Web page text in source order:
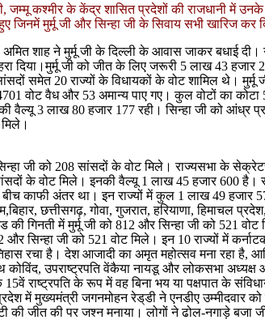
जम्मू कश्मीर के केंद्र शासित प्रदेशों की राजधानी में
जिनमें मुर्मू जी और सिन्हा जी के सिवाय सभी खारिज कर
अमित शाह ने मुर्मू जी के दिल्ली के आवास जाकर बधाई
दिया।मुर्मू जी को जीत के लिए जरूरी 5 लाख 43
समेत 20 राज्यों के विधायकों के वोट शामिल थे। मुर्मू जी
वोट वैध और 53 अमान्य पाए गए। कुल वोटों का
वैल्यू 3 लाख 80 हजार 177 रही। सिन्हा जी को आंध्र
जी को 208 सांसदों के वोट मिले। राज्यसभा के
के वोट मिले। इनकी वैल्यू 1 लाख 45 हजार 600 है।
बीच काफी अंतर था। इन राज्यों में कुल 1 लाख 49
छत्तीसगढ़, गोवा, गुजरात, हरियाणा,
गिनती में मुर्मू जी को 812 और सिन्हा जी को 521
सिन्हा जी को 521 वोट मिले। इन 10 राज्यों में
रचा है। देश आजादी का अमृत महोत्सव मना रहा है,
उपराष्ट्रपति वेंकैया नायडू और लोकसभा अध्यक्ष
राष्ट्रपति के रूप में वह बिना भय या पक्षपात के
में मुख्यमंत्री जगनमोहन रेड्‌डी ने एनडीए उम्मीदवार को
की जीत की पर जश्न मनाया। लोगों ने ढोल-नगाड़े